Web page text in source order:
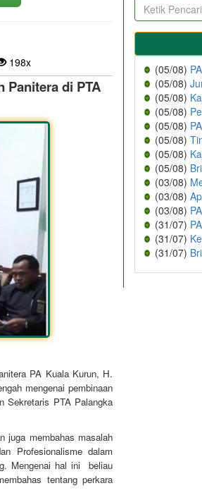
198x
Panitera di PTA
PA Kuala Kurun, H.
mengenai pembinaan
Sekretaris PTA Palangka
juga membahas masalah
Profesionalisme dalam
Mengenai hal ini beliau
tentang perkara
(05/08)
(05/08)
(05/08)
(05/08)
(05/08)
(05/08)
(05/08)
(05/08)
(03/08)
(03/08)
(03/08)
(31/07)
(31/07)
(31/07)